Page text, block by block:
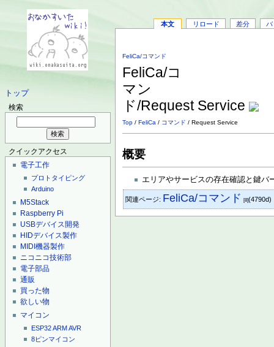
トップ
検索
クイックアクセス
電子工作
プロトタイピング
Arduino
M5Stack
Raspberry Pi
USBデバイス開発
HIDデバイス製作
MIDI機器製作
ニコニコ技術部
電子部品
通販
買った物
欲しい物
マイコン
ESP32ARMAVR
8ピンマイコン
本文 リロード 差分 バ
FeliCa/コマンド
FeliCa/コ
マン
ド/Request Service
Top /FeliCa / コマンド / Request Service
概要
エリアやサービスの存在確認と鍵バ
関連ページ: FeliCa/コマンド [8](4790d)